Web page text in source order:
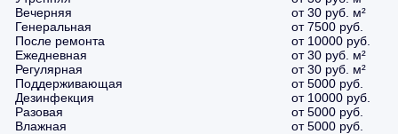
Вечерняя
от 30 руб. м²
Генеральная
от 7500 руб.
После ремонта
от 10000 руб.
Ежедневная
от 30 руб. м²
Регулярная
от 30 руб. м²
Поддерживающая
от 5000 руб.
Дезинфекция
от 10000 руб.
Разовая
от 5000 руб.
Влажная
от 5000 руб.